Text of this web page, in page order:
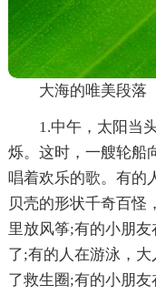
大海的唯美段落
1.中午，太阳当
烁。这时，一艘轮船
唱着欢乐的歌。有的
贝壳的形状千奇百怪
里放风筝;有的小朋
了;有的人在游泳，
了救生圈;有的小朋